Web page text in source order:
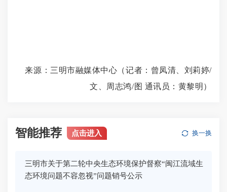
来源：三明市融媒体中心（记者：曾凤清、刘莉婷/
文、周志鸿/图 通讯员：黄黎明）
智能推荐 点击进入 换一换
三明市关于第二轮中央生态环境保护督察“闽江流域生
态环境问题不容忽视”问题销号公示